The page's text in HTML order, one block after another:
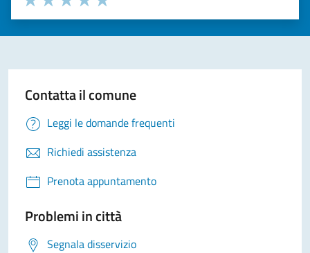
Valuta 5 stelle su 5
Valuta 4 stelle su 5
Valuta 3 stelle su 5
Valuta 2 stelle su 5
Valuta 1 stelle su 5
Contatta il comune
Leggi le domande frequenti
Richiedi assistenza
Prenota appuntamento
Problemi in città
Segnala disservizio